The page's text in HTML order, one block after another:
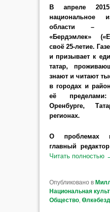
В апреле
национальное
области –
«Бердэмлек»
своё 25-летие.
и призывает к
татар,
знают и читают
в городах и
её
Оренбурге,
регионах.
О проблемах
главный
Читать полностью
Опубликовано в
Национальная
Общество,